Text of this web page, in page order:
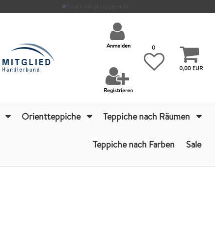
Email: info@teppium.de
Anmelden
Registrieren
0
0,00 EUR
Orientteppiche Teppiche nach Räumen
Teppiche nach Farben Sale